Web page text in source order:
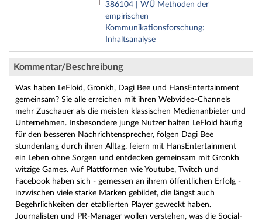
386104 | WÜ Methoden der
empirischen
Kommunikationsforschung:
Inhaltsanalyse
Kommentar/Beschreibung
Was haben LeFloid, Gronkh, Dagi Bee und HansEntertainment
gemeinsam? Sie alle erreichen mit ihren Webvideo-Channels
mehr Zuschauer als die meisten klassischen Medienanbieter und
Unternehmen. Insbesondere junge Nutzer halten LeFloid häufig
für den besseren Nachrichtensprecher, folgen Dagi Bee
stundenlang durch ihren Alltag, feiern mit HansEntertainment
ein Leben ohne Sorgen und entdecken gemeinsam mit Gronkh
witzige Games. Auf Plattformen wie Youtube, Twitch und
Facebook haben sich - gemessen an ihrem öffentlichen Erfolg -
inzwischen viele starke Marken gebildet, die längst auch
Begehrlichkeiten der etablierten Player geweckt haben.
Journalisten und PR-Manager wollen verstehen, was die Social-